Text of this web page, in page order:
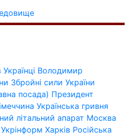
Українці Володимир
Збройні сили України
посада) Президент
Українська гривня
літальний апарат Москва
Укрінформ Харків Російська